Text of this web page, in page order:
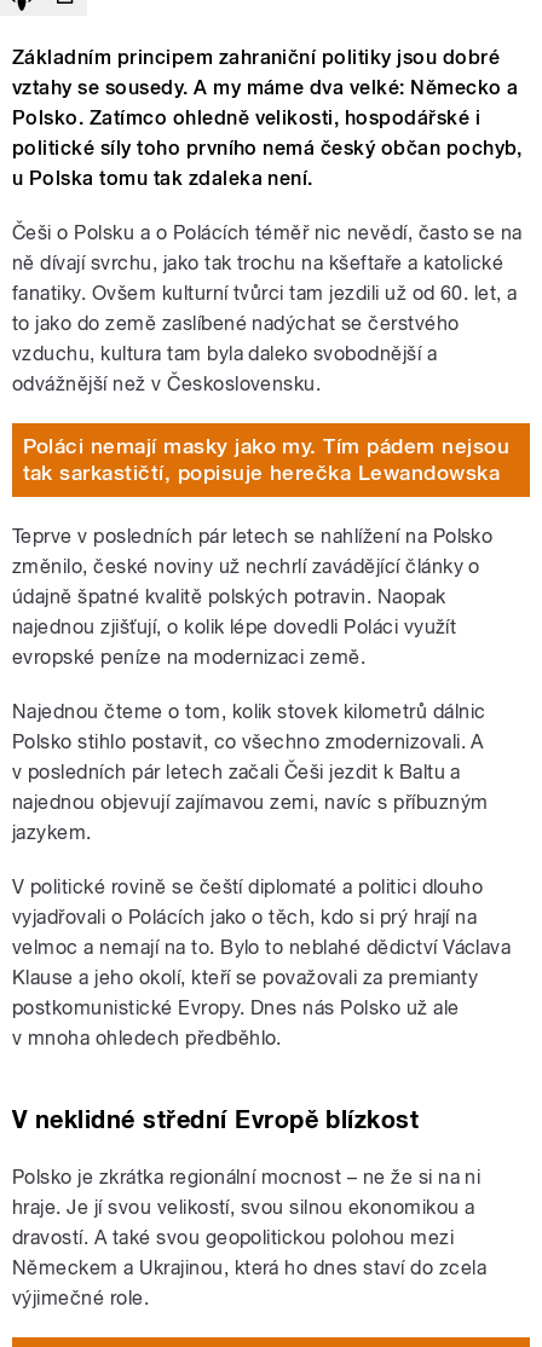
Základním principem zahraniční politiky jsou dobré
vztahy se sousedy. A my máme dva velké: Německo a
Polsko. Zatímco ohledně velikosti, hospodářské i
politické síly toho prvního nemá český občan pochyb,
u Polska tomu tak zdaleka není.
Češi o Polsku a o Polácích téměř nic nevědí, často se na
ně dívají svrchu, jako tak trochu na kšeftaře a katolické
fanatiky. Ovšem kulturní tvůrci tam jezdili už od 60. let, a
to jako do země zaslíbené nadýchat se čerstvého
vzduchu, kultura tam byla daleko svobodnější a
odvážnější než v Československu.
Poláci nemají masky jako my. Tím pádem nejsou
tak sarkastičtí, popisuje herečka Lewandowska
Teprve v posledních pár letech se nahlížení na Polsko
změnilo, české noviny už nechrlí zavádějící články o
údajně špatné kvalitě polských potravin. Naopak
najednou zjišťují, o kolik lépe dovedli Poláci využít
evropské peníze na modernizaci země.
Najednou čteme o tom, kolik stovek kilometrů dálnic
Polsko stihlo postavit, co všechno zmodernizovali. A
v posledních pár letech začali Češi jezdit k Baltu a
najednou objevují zajímavou zemi, navíc s příbuzným
jazykem.
V politické rovině se čeští diplomaté a politici dlouho
vyjadřovali o Polácích jako o těch, kdo si prý hrají na
velmoc a nemají na to. Bylo to neblahé dědictví Václava
Klause a jeho okolí, kteří se považovali za premianty
postkomunistické Evropy. Dnes nás Polsko už ale
v mnoha ohledech předběhlo.
V neklidné střední Evropě blízkost
Polsko je zkrátka regionální mocnost – ne že si na ni
hraje. Je jí svou velikostí, svou silnou ekonomikou a
dravostí. A také svou geopolitickou polohou mezi
Německem a Ukrajinou, která ho dnes staví do zcela
výjimečné role.